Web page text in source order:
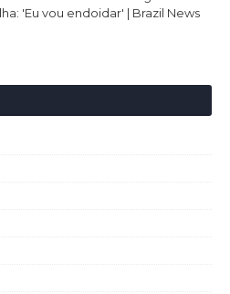
'Eu vou endoidar' | Brazil News